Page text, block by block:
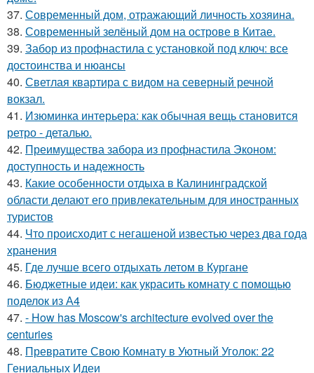
37. Современный дом, отражающий личность хозяина.
38. Современный зелёный дом на острове в Китае.
39. Забор из профнастила с установкой под ключ: все
достоинства и нюансы
40. Светлая квартира с видом на северный речной
вокзал.
41. Изюминка интерьера: как обычная вещь становится
ретро - деталью.
42. Преимущества забора из профнастила Эконом:
доступность и надежность
43. Какие особенности отдыха в Калининградской
области делают его привлекательным для иностранных
туристов
44. Что происходит с негашеной известью через два года
хранения
45. Где лучше всего отдыхать летом в Кургане
46. Бюджетные идеи: как украсить комнату с помощью
поделок из А4
47. - How has Moscow's architecture evolved over the
centuries
48. Превратите Свою Комнату в Уютный Уголок: 22
Гениальных Идеи